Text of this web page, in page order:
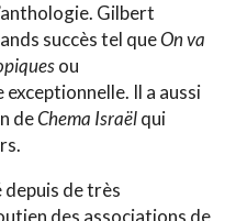
Gilbert
succès tel queOn va
ou
exceptionnelle. Il a aussi
deChema Israëlqui
de très
des associations de